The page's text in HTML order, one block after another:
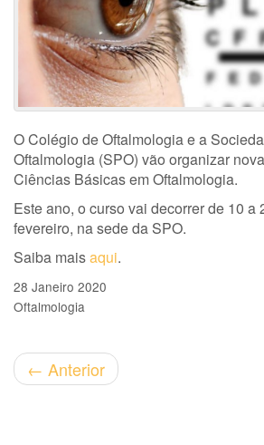
O Colégio de Oftalmologia e a
Oftalmologia (SPO) vão organizar
Ciências Básicas em Oftalmologia.
Este ano, o curso vai decorrer de 10 a
fevereiro, na sede da SPO.
Saiba maisaqui.
28 Janeiro 2020
Oftalmologia
← Anterior